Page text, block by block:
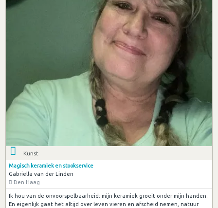
Kunst
Magisch keramiek en stookservice
Gabriella van der Linden
Den Haag
Ik hou van de onvoorspelbaarheid: mijn keramiek groeit onder mijn handen.
En eigenlijk gaat het altijd over leven vieren en afscheid nemen, natuur